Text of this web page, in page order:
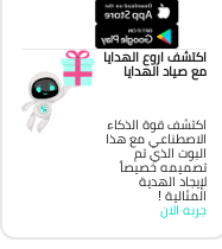
اكتشف اروع الهدايا
مع صياد الهدايا
اكتشف قوة الذكاء
الاصطناعي مع هذا
البوت الذي تم
تصميمه خصيصاً
لإيجاد الهدية
المثالية !
جربه الان